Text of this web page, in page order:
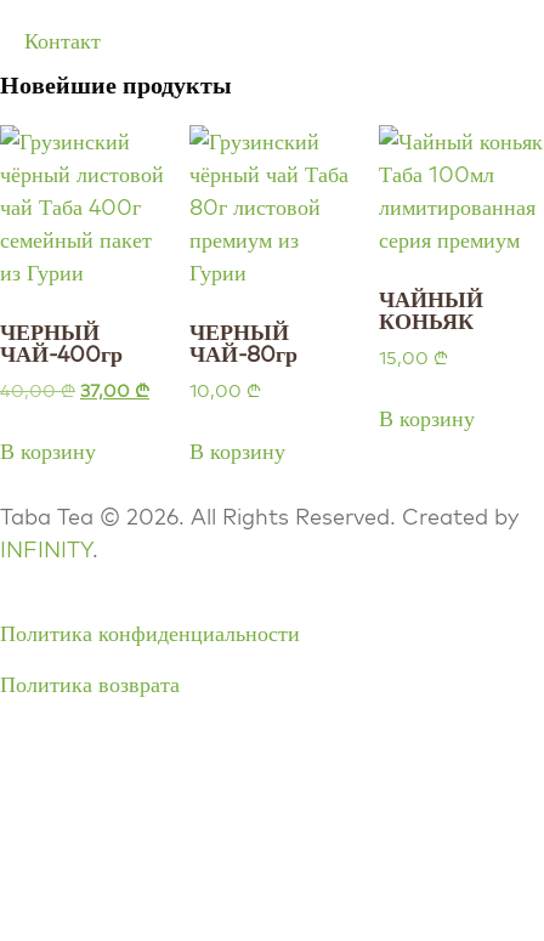
Контакт
Новейшие продукты
ЧЕРНЫЙ
ЧАЙ-400гр
40,00₾ 37,00 ₾
В корзину
ЧЕРНЫЙ
ЧАЙ-80гр
10,00 ₾
В корзину
ЧАЙНЫЙ
КОНЬЯК
15,00 ₾
В корзину
Taba Tea © 2026. All Rights Reserved. Created by
INFINITY.
Политика конфиденциальности
Политика возврата